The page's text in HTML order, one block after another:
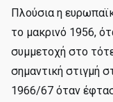
Πλούσια η
το μακρινό 1956,
συμμετοχή στο
σημαντική στιγμή
1966/67 όταν